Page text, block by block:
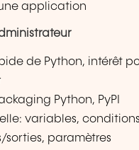
application
de Python, intérêt
Python, PyPI
variables,
sorties, paramètres